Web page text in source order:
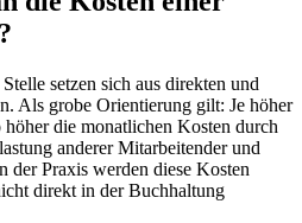
setzen sich aus direkten und
Als grobe Orientierung gilt: Je höher
die monatlichen Kosten durch
anderer Mitarbeitender und
der Praxis werden diese Kosten
direkt in der Buchhaltung